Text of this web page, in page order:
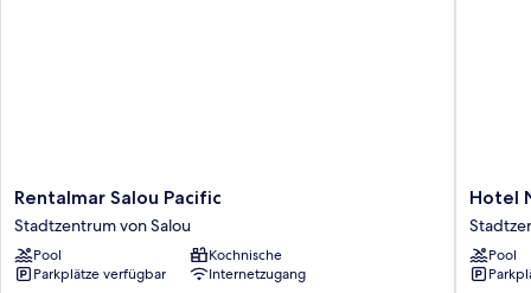
Rentalmar
Salou
Pacific
Stadtzentrum
von
Rentalmar Salou Pacific
Stadtzentrum von Salou
Pool
Kochnische
Parkplätze verfügbar
Internetzugang
Hotel
Num
von
Salou
Hotel
Pool